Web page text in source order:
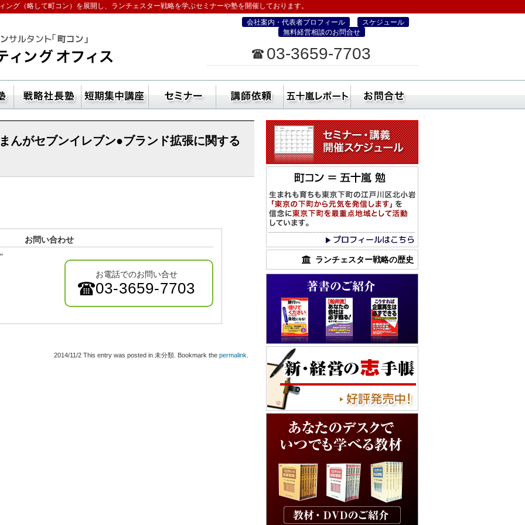
グ（略して町コン）を展開し、ランチェスター戦略を学ぶセミナーや塾を開催しております。
ぶなら五十嵐コンサルティングオフィス
会社案内・代表者プロフィール
スケジュール
無料経営相談のお問合せ
03-3659-7703
活用方法 独立起業塾 戦略社長塾東京・（ランチェスター経営・町コン経営塾）
短期集中講座 セミナー 社員研修・講師依頼五十嵐レポート
んがセブンイレブン●ブランド拡張に関する
お問い合わせ
お電話でのお問い合せ
03-3659-7703
2014/11/2 This entry was posted in 未分類. Bookmark the permalink
ランチェスター戦略の歴史